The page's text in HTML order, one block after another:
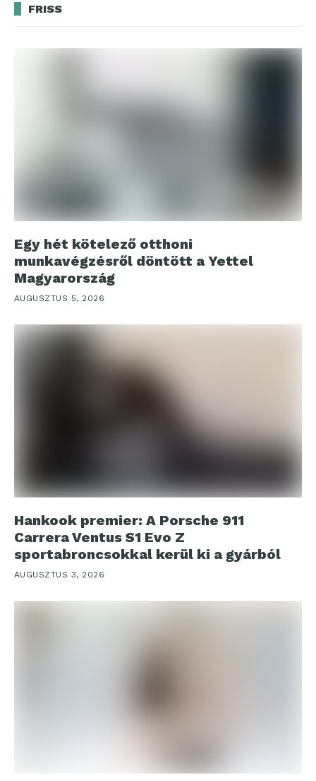
FRISS
Egy hét kötelező otthoni
munkavégzésről döntött a Yettel
Magyarország
AUGUSZTUS 5, 2026
Hankook premier: A Porsche 911
Carrera Ventus S1 Evo Z
sportabroncsokkal kerül ki a gyárból
AUGUSZTUS 3, 2026